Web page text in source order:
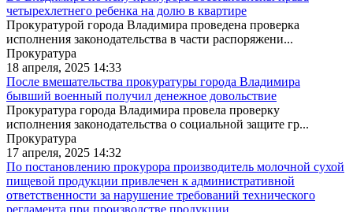
четырехлетнего ребенка на долю в квартире
Прокуратурой города Владимира проведена проверка
исполнения законодательства в части распоряжени...
Прокуратура
18 апреля, 2025 14:33
После вмешательства прокуратуры города Владимира
бывший военный получил денежное довольствие
Прокуратура города Владимира провела проверку
исполнения законодательства о социальной защите гр...
Прокуратура
17 апреля, 2025 14:32
По постановлению прокурора производитель молочной сухой
пищевой продукции привлечен к административной
ответственности за нарушение требований технического
регламента при производстве продукции